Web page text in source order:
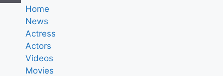
Home
News
Actress
Actors
Videos
Movies